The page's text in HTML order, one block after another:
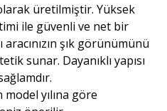
üretilmiştir. Yüksek
ile güvenli ve net bir
şık görünümünü
sunar. Dayanıklı yapısı
model yılına göre